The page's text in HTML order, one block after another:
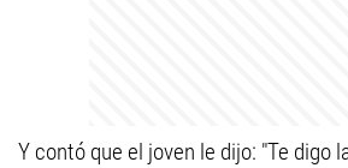
Y contó que el joven le dijo: "Te digo